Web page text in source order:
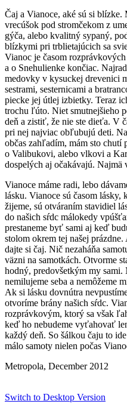
Čaj a Vianoce, aké sú si
vrecúšok pod stromčekom z
gýča, alebo kvalitný sypaný,
blízkymi pri trblietajúcich sa
Vianoc je časom
a o Snehulienke končiac.
medovky v kysuckej drevenici
sestrami, sesternicami a
piecke jej útlej izbietky. Teraz
trochu ľúto. Niet smutnejšieho
deň a zistiť, že nie ste dieťa. V
pri nej najviac obľubujú deti.
občas zahľadím, mám sto
o Valibukovi, alebo vlkovi a
dospelých aj očakávajú. Najmä
Vianoce máme radi, lebo
lásku. Vianoce sú časom lásky,
žijeme, sú otváraním stavidiel
do našich sŕdc málokedy
prestaneme byť sami aj keď
stolom okrem tej našej
dajte si čaj. Nič nezaháňa
väzni na samotkách. Otvorme
hodný, predovšetkým my
nemilujeme seba a nemôžeme
Ak si lásku dovnútra
otvoríme brány našich sŕdc.
rozprávkovým, ktorý sa však
keď ho nebudeme vyťahovať
každý deň. So šálkou čaju to
málo samoty nielen počas
Metropola, December 2012
Switch to Desktop Version